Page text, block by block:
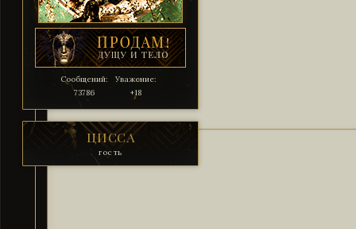
Сообщений:
73786
Уважение:
+18
ЦИССА
гость